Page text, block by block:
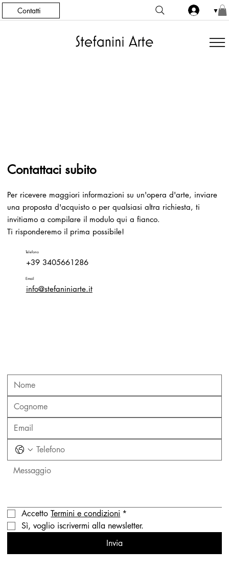
Contatti ▼
Contattaci subito
Per ricevere maggiori informazioni su un'opera d'arte, inviare
una proposta d'acquisto o per qualsiasi altra richiesta, ti
invitiamo a compilare il modulo qui a fianco.
Ti risponderemo il prima possibile!
Telefono
+39 3405661286
Email
info@stefaniniarte.it
Accetto Termini e condizioni *
Sì, voglio iscrivermi alla newsletter.
Invia